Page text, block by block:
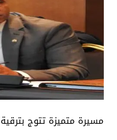
مسيرة متميزة تتوج